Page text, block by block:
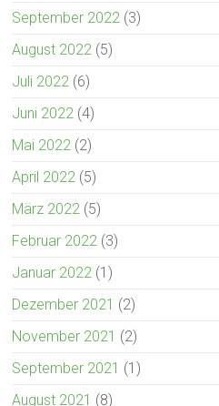
September 2022 (3)
August 2022 (5)
Juli 2022 (6)
Juni 2022 (4)
Mai 2022 (2)
April 2022 (5)
März 2022 (5)
Februar 2022 (3)
Januar 2022 (1)
Dezember 2021 (2)
November 2021 (2)
September 2021 (1)
August 2021 (8)